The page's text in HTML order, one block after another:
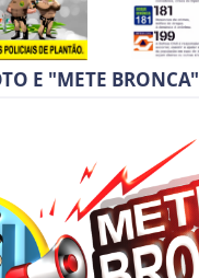
E "METE BRONCA"